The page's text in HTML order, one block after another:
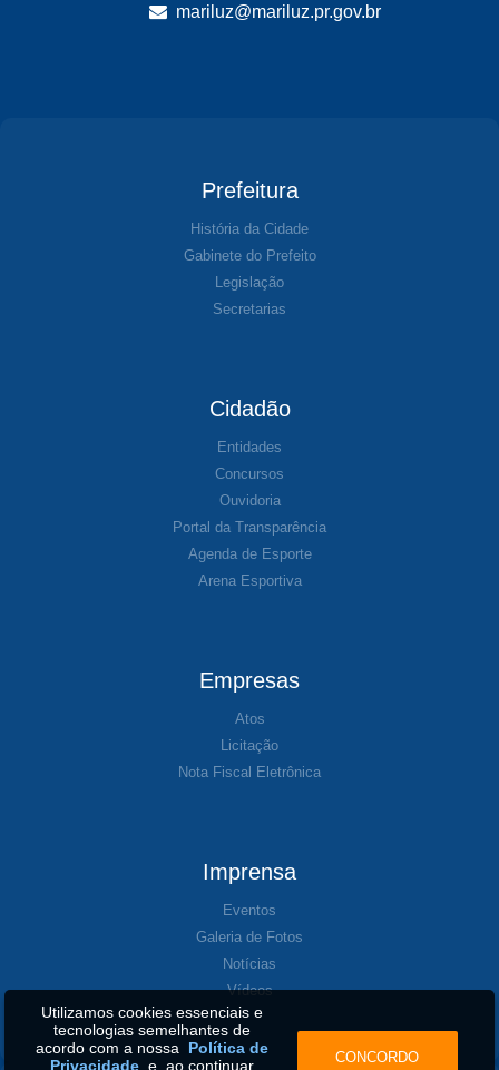
mariluz@mariluz.pr.gov.br
Prefeitura
História da Cidade
Gabinete do Prefeito
Legislação
Secretarias
Cidadão
Entidades
Concursos
Ouvidoria
Portal da Transparência
Agenda de Esporte
Arena Esportiva
Empresas
Atos
Licitação
Nota Fiscal Eletrônica
Imprensa
Eventos
Galeria de Fotos
Notícias
Vídeos
Utilizamos cookies essenciais e
tecnologias semelhantes de
acordo com a nossa Política de
Privacidadee, ao continuar CONCORDO